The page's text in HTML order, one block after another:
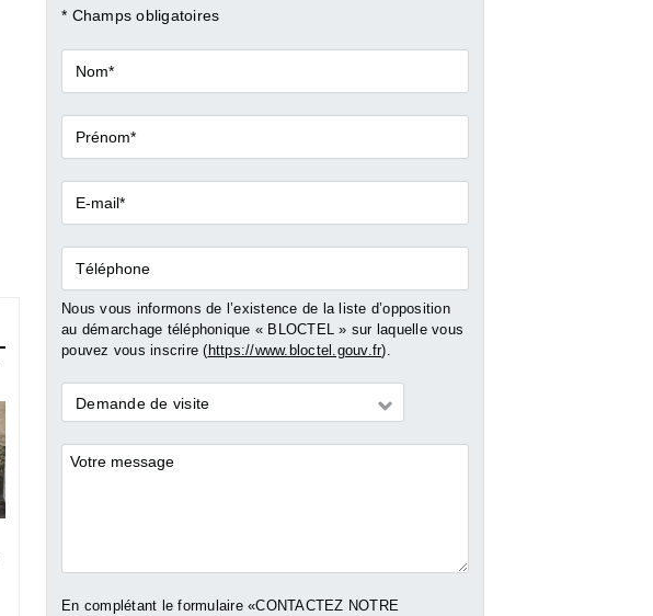
DIJON
Vente Fonds de
commerce
DIJON
Vente Fonds de
commerce
* Champs obligatoires
Nom*
Prénom*
E-
mail*
Téléphone
Nous vous informons de l’existence de la liste d’opposition
au démarchage téléphonique « BLOCTEL » sur laquelle vous
pouvez vous inscrire (https://www.bloctel.gouv.fr).
Demande
*
Demande de visite
Commentaires
En complétant le formulaire «CONTACTEZ NOTRE